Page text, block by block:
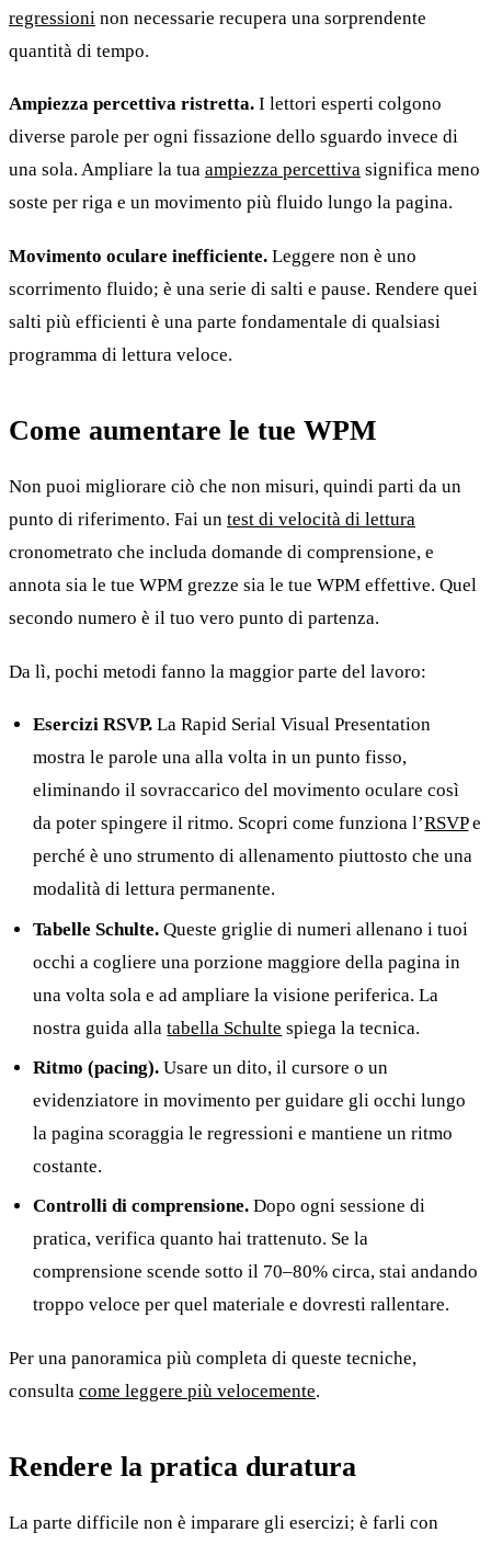
regressioni non necessarie recupera una sorprendente
quantità di tempo.
Ampiezza percettiva ristretta. I lettori esperti colgono
diverse parole per ogni fissazione dello sguardo invece di
una sola. Ampliare la tua ampiezza percettiva significa meno
soste per riga e un movimento più fluido lungo la pagina.
Movimento oculare inefficiente. Leggere non è uno
scorrimento fluido; è una serie di salti e pause. Rendere quei
salti più efficienti è una parte fondamentale di qualsiasi
programma di lettura veloce.
Come aumentare le tue WPM
Non puoi migliorare ciò che non misuri, quindi parti da un
punto di riferimento. Fai un test di velocità di lettura
cronometrato che includa domande di comprensione, e
annota sia le tue WPM grezze sia le tue WPM effettive. Quel
secondo numero è il tuo vero punto di partenza.
Da lì, pochi metodi fanno la maggior parte del lavoro:
Esercizi RSVP. La Rapid Serial Visual Presentation
mostra le parole una alla volta in un punto fisso,
eliminando il sovraccarico del movimento oculare così
da poter spingere il ritmo. Scopri come funziona l’RSVPe
perché è uno strumento di allenamento piuttosto che una
modalità di lettura permanente.
Tabelle Schulte. Queste griglie di numeri allenano i tuoi
occhi a cogliere una porzione maggiore della pagina in
una volta sola e ad ampliare la visione periferica. La
nostra guida allatabella Schulte spiega la tecnica.
Ritmo (pacing). Usare un dito, il cursore o un
evidenziatore in movimento per guidare gli occhi lungo
la pagina scoraggia le regressioni e mantiene un ritmo
costante.
Controlli di comprensione. Dopo ogni sessione di
pratica, verifica quanto hai trattenuto. Se la
comprensione scende sotto il 70–80% circa, stai andando
troppo veloce per quel materiale e dovresti rallentare.
Per una panoramica più completa di queste tecniche,
consulta come leggere più velocemente.
Rendere la pratica duratura
La parte difficile non è imparare gli esercizi; è farli con